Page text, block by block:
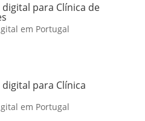
para Clínica de
em Portugal
para Clínica
em Portugal